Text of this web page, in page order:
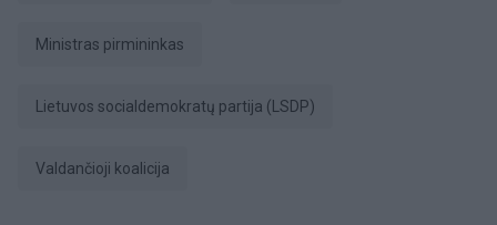
ministras pirmininkas
Lietuvos socialdemokratų partija (LSDP)
valdančioji koalicija